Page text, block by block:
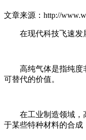
文章来源：http://
在现代科技飞速发
高纯气体是指纯度非
可替代的价值。
在工业制造领域，高
于某些特种材料的合成